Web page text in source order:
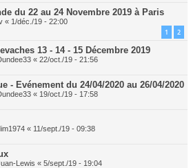
du 22 au 24 Novembre 2019 à Paris
« 1/déc./19 - 22:00
1 2
13 - 14 - 15 Décembre 2019
« 22/oct./19 - 21:56
- Evénement du 24/04/2020 au 26/04/2020
« 19/oct./19 - 17:58
« 11/sept./19 - 09:38
Lewis « 5/sept./19 - 19:04